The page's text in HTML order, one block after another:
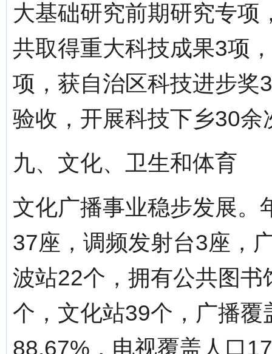
大基础研究前期研究专项
共取得重大科技成果3项
项，获自治区科技进步奖
验收，开展科技下乡30
九、文化、卫生和体育
文化广播事业稳步发展。
37座，调频发射台3座，
波站22个，拥有公共图
个，文化站39个，广播
88.67%，电视覆盖人口